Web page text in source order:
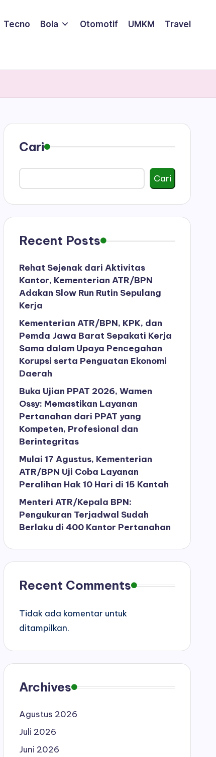
Tecno Bola Otomotif UMKM Travel
Cari
Cari
Recent Posts
Rehat Sejenak dari Aktivitas
Kantor, Kementerian ATR/BPN
Adakan Slow Run Rutin Sepulang
Kerja
Kementerian ATR/BPN, KPK, dan
Pemda Jawa Barat Sepakati Kerja
Sama dalam Upaya Pencegahan
Korupsi serta Penguatan Ekonomi
Daerah
Buka Ujian PPAT 2026, Wamen
Ossy: Memastikan Layanan
Pertanahan dari PPAT yang
Kompeten, Profesional dan
Berintegritas
Mulai 17 Agustus, Kementerian
ATR/BPN Uji Coba Layanan
Peralihan Hak 10 Hari di 15 Kantah
Menteri ATR/Kepala BPN:
Pengukuran Terjadwal Sudah
Berlaku di 400 Kantor Pertanahan
Recent Comments
Tidak ada komentar untuk
ditampilkan.
Archives
Agustus 2026
Juli 2026
Juni 2026